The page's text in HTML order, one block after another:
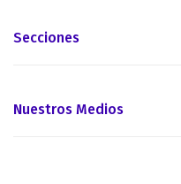
Secciones
Nuestros Medios